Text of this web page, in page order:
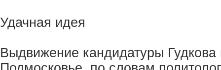
Удачная идея
Выдвижение кандидатуры Гудкова